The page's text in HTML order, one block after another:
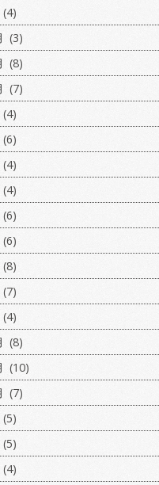
(4)
(3)
(8)
(7)
(4)
(6)
(4)
(4)
(6)
(6)
(8)
(7)
(4)
(8)
(10)
(7)
(5)
(5)
(4)